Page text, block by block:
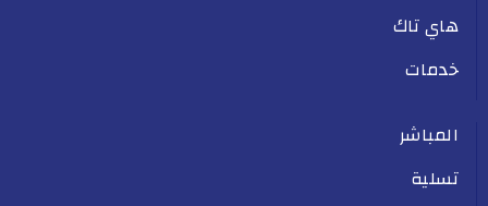
هاي تاك
خدمات
المباشر
تسلية